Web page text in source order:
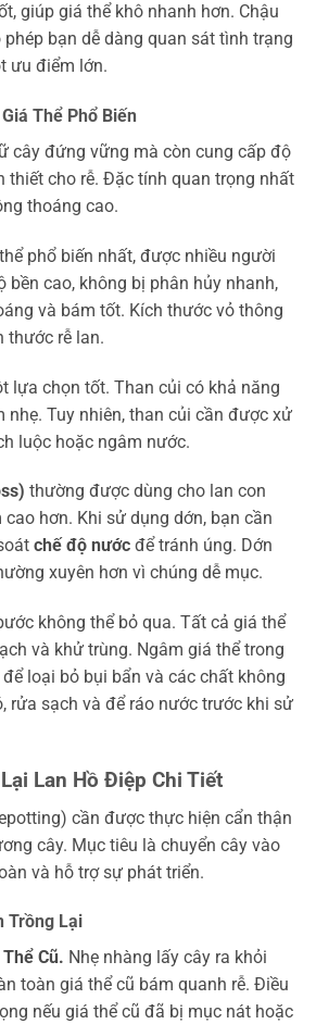
giúp giá thể khô nhanh hơn. Chậu
bạn dễ dàng quan sát tình trạng
ưu điểm lớn.
Thể Phổ Biến
cây đứng vững mà còn cung cấp độ
thiết cho rễ. Đặc tính quan trọng nhất
thoáng cao.
phổ biến nhất, được nhiều người
bền cao, không bị phân hủy nhanh,
và bám tốt. Kích thước vỏ thông
thước rễ lan.
lựa chọn tốt. Than củi có khả năng
nhẹ. Tuy nhiên, than củi cần được xử
luộc hoặc ngâm nước.
thường được dùng cho lan con
hơn. Khi sử dụng dớn, bạn cần
chế độ nước để tránh úng. Dớn
xuyên hơn vì chúng dễ mục.
không thể bỏ qua. Tất cả giá thể
và khử trùng. Ngâm giá thể trong
loại bỏ bụi bẩn và các chất không
rửa sạch và để ráo nước trước khi sử
Lan Hồ Điệp Chi Tiết
cần được thực hiện cẩn thận
cây. Mục tiêu là chuyển cây vào
và hỗ trợ sự phát triển.
Trồng Lại
Cũ. Nhẹ nhàng lấy cây ra khỏi
toàn giá thể cũ bám quanh rễ. Điều
nếu giá thể cũ đã bị mục nát hoặc